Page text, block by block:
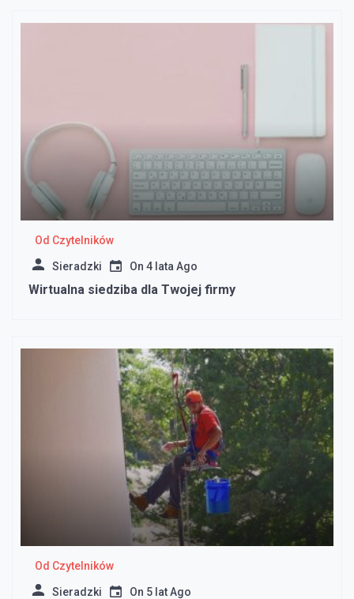
Od Czytelników
Sieradzki On 4 lata Ago
Wirtualna siedziba dla Twojej firmy
Od Czytelników
Sieradzki On 5 lat Ago